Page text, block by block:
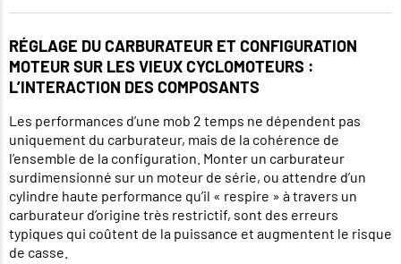
RÉGLAGE DU CARBURATEUR ET CONFIGURATION
MOTEUR SUR LES VIEUX CYCLOMOTEURS :
L’INTERACTION DES COMPOSANTS
Les performances d’une mob 2 temps ne dépendent pas
uniquement du carburateur, mais de la cohérence de
l’ensemble de la configuration. Monter un carburateur
surdimensionné sur un moteur de série, ou attendre d’un
cylindre haute performance qu’il « respire » à travers un
carburateur d’origine très restrictif, sont des erreurs
typiques qui coûtent de la puissance et augmentent le risque
de casse.